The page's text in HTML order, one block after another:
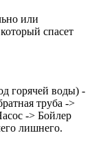
или
спасет
горячей воды) -
труба ->
-> Бойлер
лишнего.